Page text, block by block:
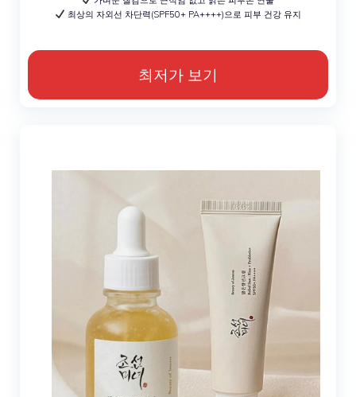
최상의 자외선 차단력(SPF50+ PA++++)으로 피부 건강 유지
최저가 보기